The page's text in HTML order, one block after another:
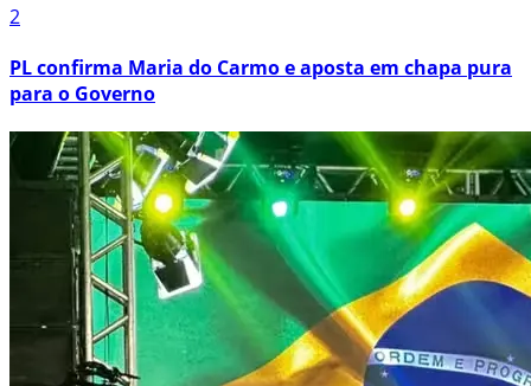
2
PL confirma Maria do Carmo e aposta em chapa pura
para o Governo